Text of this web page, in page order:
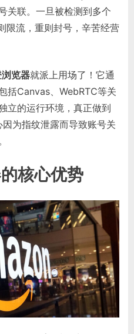
关联。一旦被检测到多个
限流，重则封号，辛苦经营
览器就派上用场了！它通
括Canvas、WebRTC等关
立的运行环境，真正做到
为指纹泄露而导致账号关
核心优势